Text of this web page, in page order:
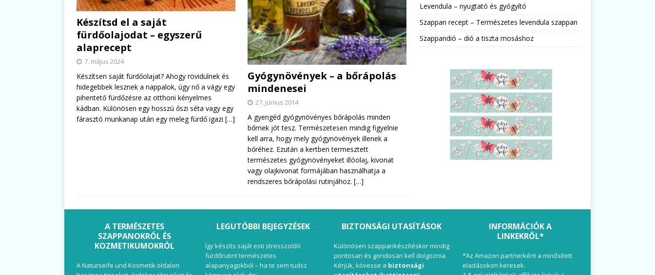
Készítsd el a saját
fürdőolajodat – egyszerű
alaprecept
7. május 2024
Készítsen saját fürdőolajat? Ahogy rövidülnek és
hidegebbek lesznek a nappalok, úgy nő a vágy egy
pihentető fürdőzésre az otthoni kényelmes
kádban. Különösen egy hosszú őszi séta vagy egy
fárasztó munkanap után egy meleg fürdő igazi […]
Gyógynövények – a bőrápolás
mindenesei
27. június 2014
A gyengéd gyógynövényes bőrápolás minden
bőrnek jót tesz. Természetesen mindig figyelnie
kell arra, hogy mely gyógynövények illenek a
bőréhez. Ezután a kertben termesztett
természetes gyógynövényeket illóolaj, kivonat
vagy olajkivonat formájában használhatja a
rendszeres bőrápolási rutinjához. […]
Levendula – nyugtató és gyógyító
Szappan recept – Természetes levendula szappan
Szappandió – dió a tiszta mosáshoz
A TERMÉSZETES
SZAPPANOKRÓL ÉS
KOZMETIKUMOKRÓL
A Naturseife und Kosmetik oldalon
LEGUTÓBBI BEJEGYZÉSEK
Így készíts saját esti stresszoldó
fürdőrutint természetes
alapanyagokból – ha te sem tudsz
BIZTONSÁGI UTASÍTÁSOK
Különösen szappankészítéskor mindig
pontosan és gondosan kell dolgoznia.
Kérjük, kövesse a biztonsági
INFORMÁCIÓK A
LINKEKRŐL*
*Az Amazon partnerként a minősített
eladásokon keresek.